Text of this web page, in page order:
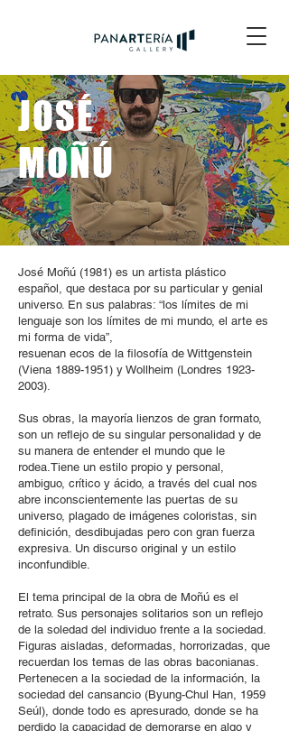
JOSÉ
MOÑÚ
José Moñú (1981) es un artista plástico
español, que destaca por su particular y genial
universo. En sus palabras: “los límites de mi
lenguaje son los límites de mi mundo, el arte es
mi forma de vida”,
resuenan ecos de la filosofía de Wittgenstein
(Viena 1889-1951) y Wollheim (Londres 1923-
2003).
Sus obras, la mayoría lienzos de gran formato,
son un reflejo de su singular personalidad y de
su manera de entender el mundo que le
rodea.Tiene un estilo propio y personal,
ambiguo, crítico y ácido, a través del cual nos
abre inconscientemente las puertas de su
universo, plagado de imágenes coloristas, sin
definición, desdibujadas pero con gran fuerza
expresiva. Un discurso original y un estilo
inconfundible.
El tema principal de la obra de Moñú es el
retrato. Sus personajes solitarios son un reflejo
de la soledad del individuo frente a la sociedad.
Figuras aisladas, deformadas, horrorizadas, que
recuerdan los temas de las obras baconianas.
Pertenecen a la sociedad de la información, la
sociedad del cansancio (Byung-Chul Han, 1959
Seúl), donde todo es apresurado, donde se ha
perdido la capacidad de demorarse en algo y